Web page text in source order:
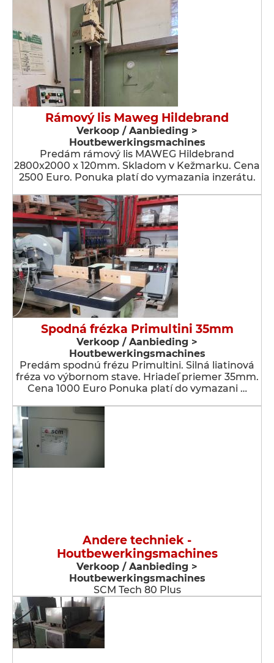
Rámový lis Maweg Hildebrand
Verkoop / Aanbieding >
Houtbewerkingsmachines
Predám rámový lis MAWEG Hildebrand
2800x2000 x 120mm. Skladom v Kežmarku. Cena
2500 Euro. Ponuka platí do vymazania inzerátu.
Spodná frézka Primultini 35mm
Verkoop / Aanbieding >
Houtbewerkingsmachines
Predám spodnú frézu Primultini. Silná liatinová
fréza vo výbornom stave. Hriadeľ priemer 35mm.
Cena 1000 Euro Ponuka platí do vymazani …
Andere techniek -
Houtbewerkingsmachines
Verkoop / Aanbieding >
Houtbewerkingsmachines
SCM Tech 80 Plus